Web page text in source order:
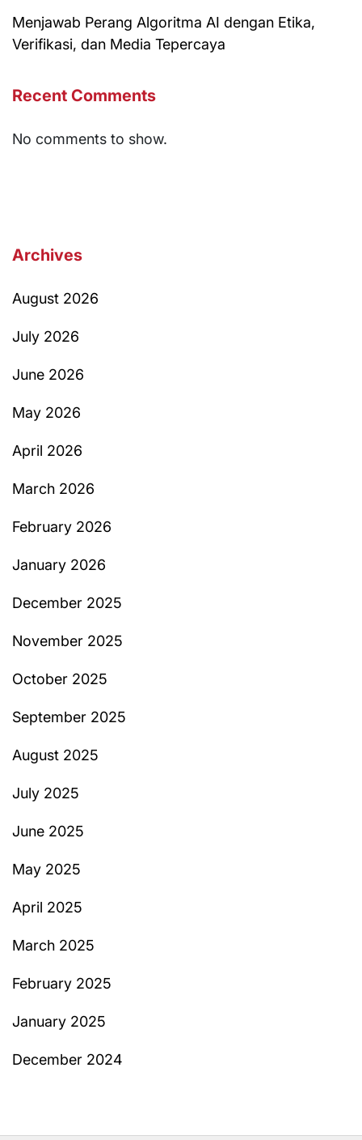
Menjawab Perang Algoritma AI dengan Etika,
Verifikasi, dan Media Tepercaya
Recent Comments
No comments to show.
Archives
August 2026
July 2026
June 2026
May 2026
April 2026
March 2026
February 2026
January 2026
December 2025
November 2025
October 2025
September 2025
August 2025
July 2025
June 2025
May 2025
April 2025
March 2025
February 2025
January 2025
December 2024